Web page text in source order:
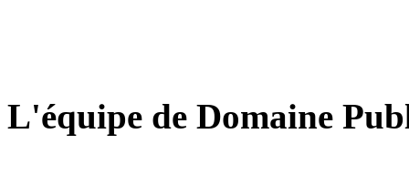
L'équipe de Domaine